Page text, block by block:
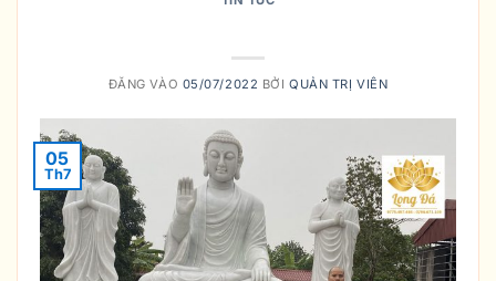
ĐĂNG VÀO 05/07/2022 BỞIQUẢN TRỊ VIÊN
05
Th7